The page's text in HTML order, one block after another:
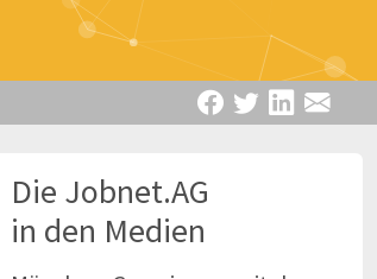
Die Jobnet.AG
in den Medien